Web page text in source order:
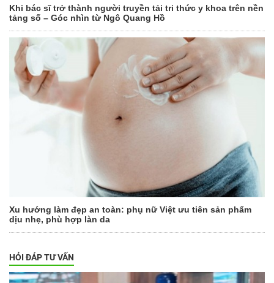
Khi bác sĩ trở thành người truyền tải tri thức y khoa trên nền
tảng số – Góc nhìn từ Ngô Quang Hồ
Xu hướng làm đẹp an toàn: phụ nữ Việt ưu tiên sản phẩm
dịu nhẹ, phù hợp làn da
HỎI ĐÁP TƯ VẤN